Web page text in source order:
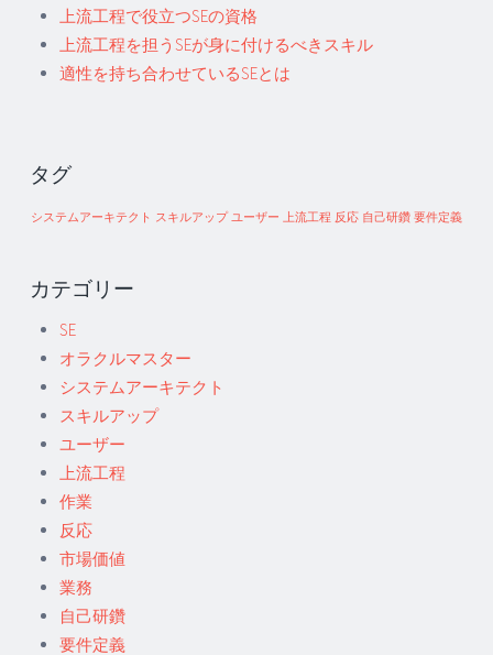
上流工程で役立つSEの資格
上流工程を担うSEが身に付けるべきスキル
適性を持ち合わせているSEとは
タグ
システムアーキテクト スキルアップ ユーザー 上流工程 反応 自己研鑽 要件定義
カテゴリー
SE
オラクルマスター
システムアーキテクト
スキルアップ
ユーザー
上流工程
作業
反応
市場価値
業務
自己研鑽
要件定義